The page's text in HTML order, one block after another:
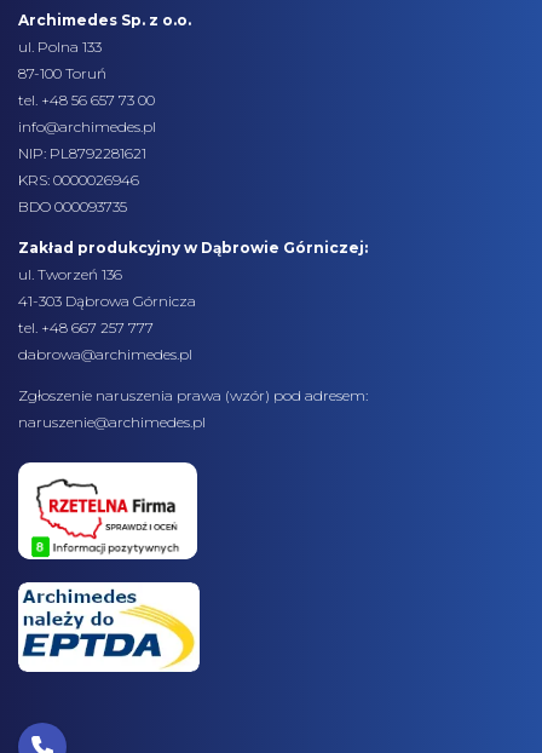
Archimedes Sp. z o.o.
ul. Polna 133
87-100 Toruń
tel. +48 56 657 73 00
info@archimedes.pl
NIP: PL8792281621
KRS: 0000026946
BDO 000093735
Zakład produkcyjny w Dąbrowie Górniczej:
ul. Tworzeń 136
41-303 Dąbrowa Górnicza
tel. +48 667 257 777
dabrowa@archimedes.pl
Zgłoszenie naruszenia prawa (wzór) pod adresem:
naruszenie@archimedes.pl